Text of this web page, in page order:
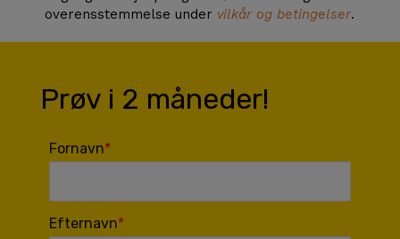
overensstemmelse under vilkår og betingelser.
Prøv i 2 måneder!
Fornavn
Efternavn